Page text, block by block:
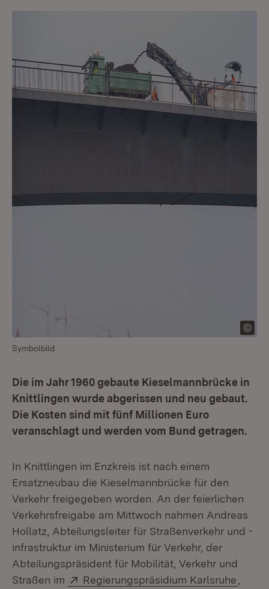
Symbolbild
Die im Jahr 1960 gebaute Kieselmannbrücke in
Knittlingen wurde abgerissen und neu gebaut.
Die Kosten sind mit fünf Millionen Euro
veranschlagt und werden vom Bund getragen.
In Knittlingen im Enzkreis ist nach einem
Ersatzneubau die Kieselmannbrücke für den
Verkehr freigegeben worden. An der feierlichen
Verkehrsfreigabe am Mittwoch nahmen Andreas
Hollatz, Abteilungsleiter für Straßenverkehr und -
infrastruktur im Ministerium für Verkehr, der
Abteilungspräsident für Mobilität, Verkehr und
Straßen im
Extern:
Regierungspräsidium Karlsruhe